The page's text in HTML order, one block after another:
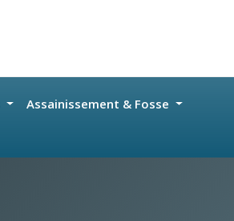
Assainissement & Fosse